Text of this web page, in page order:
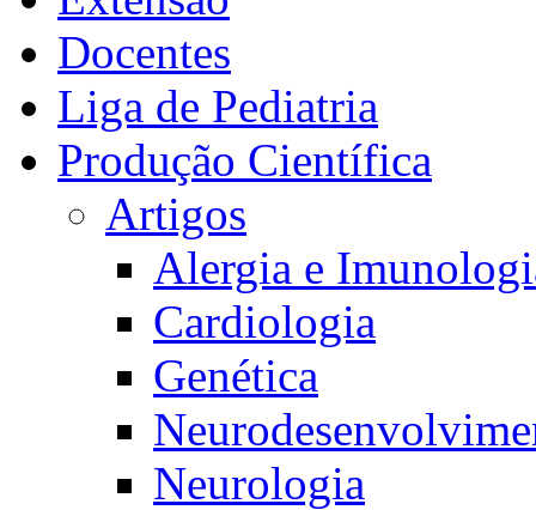
Docentes
Liga de Pediatria
Produção Científica
Artigos
Alergia e
Cardiologia
Genética
Neurologia